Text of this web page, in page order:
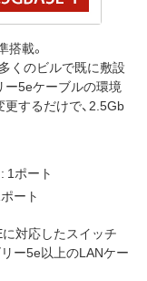
載。
くのビルで既に敷設
5eケーブルの環境
するだけで、2.5Gb
1ポート
ート
対応したスイッチ
ー5e以上のLANケー